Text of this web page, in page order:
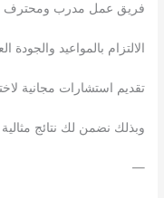
فريق عمل مدرب ومحترف
الالتزام بالمواعيد والجودة
تقديم استشارات مجانية
وبذلك نضمن لك نتائج
—